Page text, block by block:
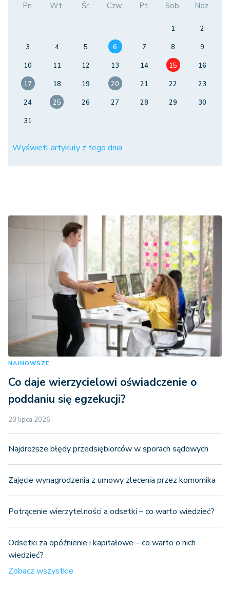
Pn. Wt. Śr. Czw. Pt. Sob. Ndz.
1
2
3
4 5 6 7 8
9
10
11 12 13 14 15
16
17
18 19 20 21 22
23
24
25 26 27 28 29
30
31
Wyświetl artykuły z tego dnia
NAJNOWSZE
Co daje wierzycielowi oświadczenie o
poddaniu się egzekucji?
20 lipca 2026
Najdroższe błędy przedsiębiorców w sporach sądowych
Zajęcie wynagrodzenia z umowy zlecenia przez komornika
Potrącenie wierzytelności a odsetki – co warto wiedzieć?
Odsetki za opóźnienie i kapitałowe – co warto o nich
wiedzieć?
Zobacz wszystkie